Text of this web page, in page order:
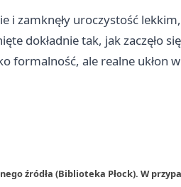
i zamknęły uroczystość
dokładnie tak, jak zaczęło
formalność, ale realne ukłon
źródła (Biblioteka Płock). W